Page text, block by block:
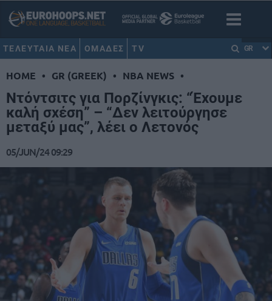
ΤΕΛΕΥΤΑΙΑ ΝΕΑ ΟΜΑΔΕΣ TV GR
HOME • GR (GREEK) • NBA NEWS •
Ντόντσιτς για Πορζίνγκις: “Έχουμε
καλή σχέση” – “Δεν λειτούργησε
μεταξύ μας”, λέει ο Λετονός
05/JUN/24 09:29